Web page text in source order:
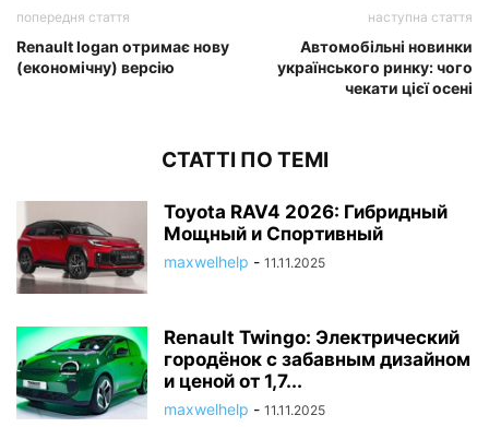
попередня стаття
Renault logan отримає нову
(економічну) версію
наступна стаття
Автомобільні новинки
українського ринку: чого
чекати цієї осені
СТАТТІ ПО ТЕМІ
Toyota RAV4 2026: Гибридный
Мощный и Спортивный
maxwelhelp - 11.11.2025
Renault Twingo: Электрический
городёнок с забавным дизайном
и ценой от 1,7...
maxwelhelp - 11.11.2025